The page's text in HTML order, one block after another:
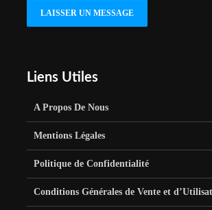
LAISSER UN MESSAGE
Liens Utiles
A Propos De Nous
Mentions Légales
Politique de Confidentialité
Conditions Générales de Vente et